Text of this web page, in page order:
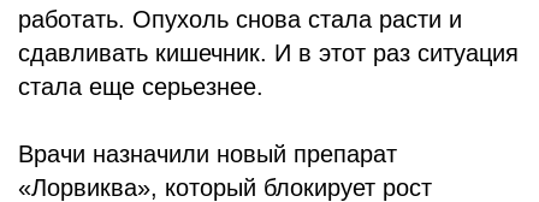
работать. Опухоль снова стала расти и
сдавливать кишечник. И в этот раз ситуация
стала еще серьезнее.
Врачи назначили новый препарат
«Лорвиква», который блокирует рост